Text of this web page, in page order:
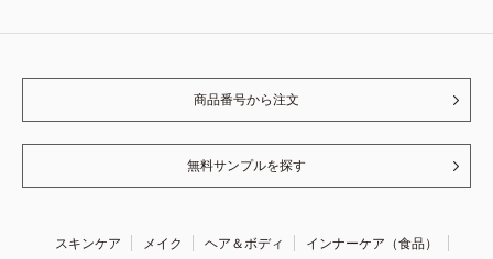
商品番号から注文
無料サンプルを探す
スキンケア メイク ヘア＆ボディ
インナーケア（食品）